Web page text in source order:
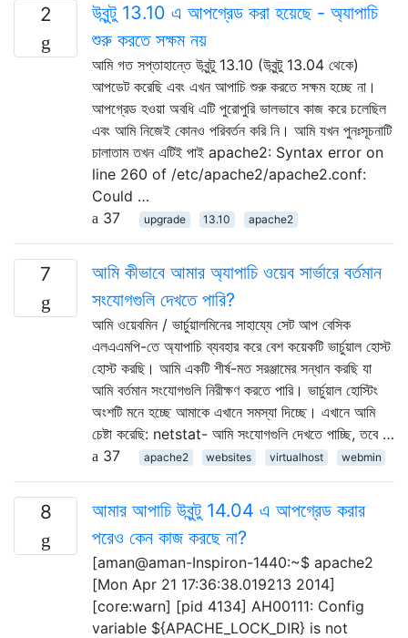
2
উবুন্টু 13.10 এ আপগ্রেড করা হয়েছে - অ্যাপাচি
শুরু করতে সক্ষম নয়
আমি গত সপ্তাহান্তে উবুন্টু 13.10 (উবুন্টু 13.04 থেকে)
আপডেট করেছি এবং এখন আপাচি শুরু করতে সক্ষম হচ্ছে না।
আপগ্রেড হওয়া অবধি এটি পুরোপুরি ভালভাবে কাজ করে চলেছিল
এবং আমি নিজেই কোনও পরিবর্তন করি নি। আমি যখন পুনঃসূচনাটি
চালাতাম তখন এটিই পাই apache2: Syntax error on
line 260 of /etc/apache2/apache2.conf:
Could …
37
upgrade 13.10 apache2
7
আমি কীভাবে আমার অ্যাপাচি ওয়েব সার্ভারে বর্তমান
সংযোগগুলি দেখতে পারি?
আমি ওয়েবমিন / ভার্চুয়ালমিনের সাহায্যে সেট আপ বেসিক
এলএএমপি-তে অ্যাপাচি ব্যবহার করে বেশ কয়েকটি ভার্চুয়াল হোস্ট
হোস্ট করছি। আমি একটি শীর্ষ-মত সরঞ্জামের সন্ধান করছি যা
আমি বর্তমান সংযোগগুলি নিরীক্ষণ করতে পারি। ভার্চুয়াল হোস্টিং
অংশটি মনে হচ্ছে আমাকে এখানে সমস্যা দিচ্ছে। এখানে আমি
চেষ্টা করেছি: netstat- আমি সংযোগগুলি দেখতে পাচ্ছি, তবে …
37
apache2 websites virtualhost webmin
8
আমার আপাচি উবুন্টু 14.04 এ আপগ্রেড করার
পরেও কেন কাজ করছে না?
[aman@aman-Inspiron-1440:~$ apache2
[Mon Apr 21 17:36:38.019213 2014]
[core:warn] [pid 4134] AH00111: Config
variable ${APACHE_LOCK_DIR} is not